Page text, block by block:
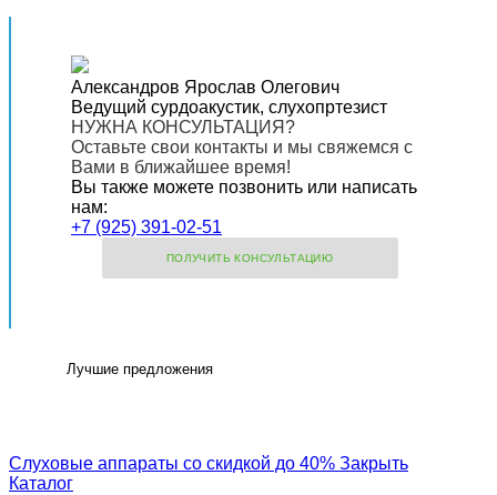
Александров Ярослав Олегович
Ведущий сурдоакустик, слухопртезист
НУЖНА КОНСУЛЬТАЦИЯ?
Оставьте свои контакты и мы свяжемся с
Вами в ближайшее время!
Вы также можете позвонить или написать
нам:
+7 (925) 391-02-51
ПОЛУЧИТЬ КОНСУЛЬТАЦИЮ
Лучшие предложения
Слуховые аппараты со скидкой до 40% Закрыть
Каталог